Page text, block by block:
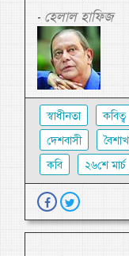
- হেলাল হাফিজ
স্বাধীনতা কবিত্ব
দেশবাসী
বৈশাখ
কবি
২৬শে মার্চ